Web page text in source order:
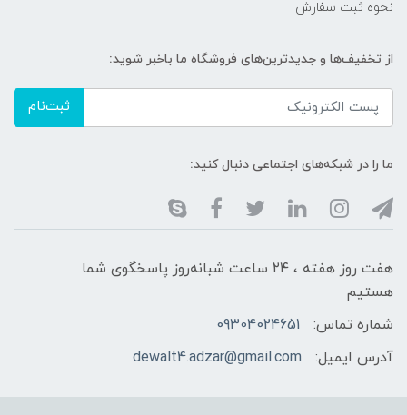
نحوه ثبت سفارش
از تخفیف‌ها و جدیدترین‌های فروشگاه ما باخبر شوید:
ثبت‌نام
ما را در شبکه‌های اجتماعی دنبال کنید:
هفت روز هفته ، ۲۴ ساعت شبانه‌روز پاسخگوی شما
هستیم
شماره تماس:
09304024651
آدرس ایمیل:
dewalt4.adzar@gmail.com